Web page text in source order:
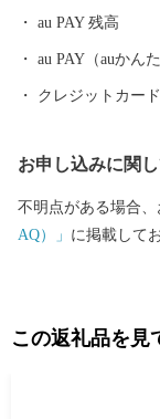
ない課題が非常に
指し歩みを進めて
au PAY 残高
au PAY（auかん
クレジットカー
お申し込みに関
不明点がある場合
AQ）」 に掲載して
この返礼品を見